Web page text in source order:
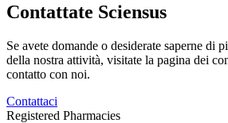
Contattate Sciensus
Se avete domande o desiderate saperne di
della nostra attività, visitate la pagina dei
contatto con noi.
Contattaci
Registered Pharmacies